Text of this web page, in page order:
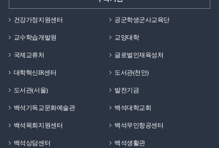
건강가정지원센터 공군학생군사교육단
교수학습개발원 교양대학
국제교류처 글로벌인재육성처
대학혁신IR센터 도서관(천안)
도서관(서울) 발전기금
백석기독교문화예술관 백석대학교회
백석목회지원센터 백석무인항공센터
백석상담센터 백석생활관